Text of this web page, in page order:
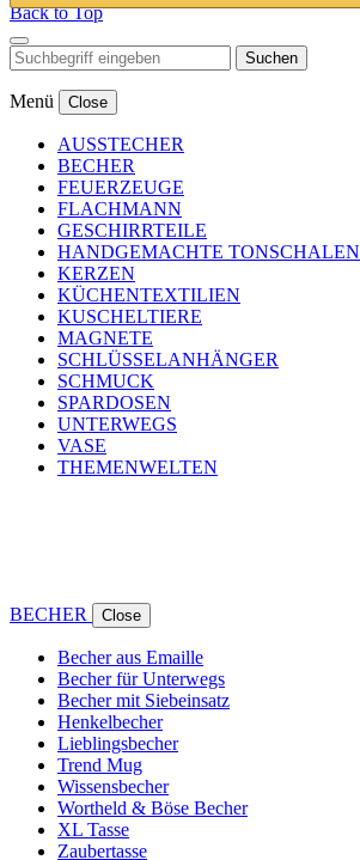
Back to Top
Suchen
Menü Close
AUSSTECHER
BECHER
FEUERZEUGE
FLACHMANN
GESCHIRRTEILE
HANDGEMACHTE TONSCHALEN
KERZEN
KÜCHENTEXTILIEN
KUSCHELTIERE
MAGNETE
SCHLÜSSELANHÄNGER
SCHMUCK
SPARDOSEN
UNTERWEGS
VASE
THEMENWELTEN
BECHER Close
Becher aus Emaille
Becher für Unterwegs
Becher mit Siebeinsatz
Henkelbecher
Lieblingsbecher
Trend Mug
Wissensbecher
Wortheld & Böse Becher
XL Tasse
Zaubertasse